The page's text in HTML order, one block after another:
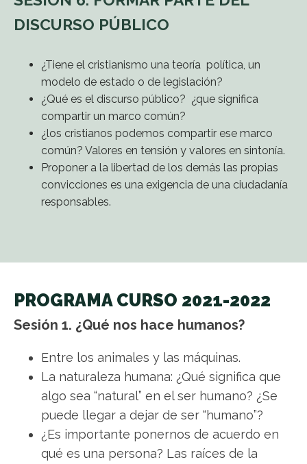
DISCURSO PÚBLICO
¿Tiene el cristianismo una teoría política, un
modelo de estado o de legislación?
¿Qué es el discurso público? ¿que significa
compartir un marco común?
¿los cristianos podemos compartir ese marco
común? Valores en tensión y valores en sintonía.
Proponer a la libertad de los demás las propias
convicciones es una exigencia de una ciudadanía
responsables.
PROGRAMA CURSO 2021-2022
Sesión 1. ¿Qué nos hace humanos?
Entre los animales y las máquinas.
La naturaleza humana: ¿Qué significa que
algo sea “natural” en el ser humano? ¿Se
puede llegar a dejar de ser “humano”?
¿Es importante ponernos de acuerdo en
qué es una persona? Las raíces de la